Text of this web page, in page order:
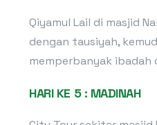
Qiyamul Lail di masjid
dengan tausiyah,
memperbanyak ibadah
HARI KE 5 : MADINAH